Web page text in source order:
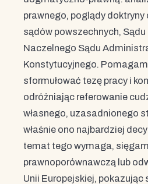
prawnego, poglądy
sądów powszechnych,
Naczelnego Sądu
Konstytucyjnego.
sformułować tezę pracy i
odróżniając referowanie
własnego, uzasadnionego
właśnie ono najbardziej
temat tego wymaga,
prawnoporównawczą lub
Unii Europejskiej, pokazując